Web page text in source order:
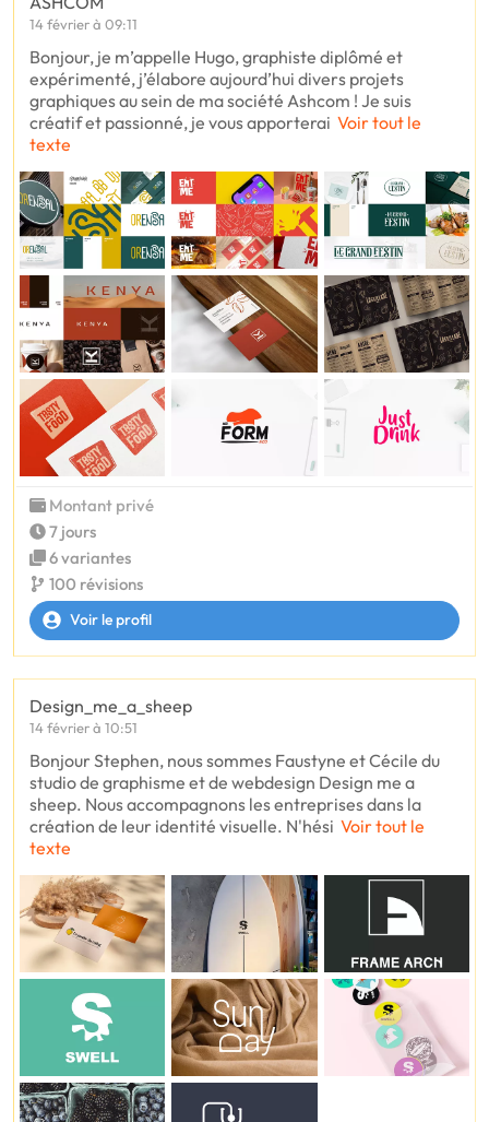
14 février à 09:11
Bonjour, je m’appelle Hugo, graphiste diplômé et
expérimenté, j’élabore aujourd’hui divers projets
graphiques au sein de ma société Ashcom ! Je suis
créatif et passionné, je vous apporterai Voir tout le
texte
Montant privé
7 jours
6 variantes
100 révisions
Voir le profil
Design_me_a_sheep
14 février à 10:51
Bonjour Stephen, nous sommes Faustyne et Cécile du
studio de graphisme et de webdesign Design me a
sheep. Nous accompagnons les entreprises dans la
création de leur identité visuelle. N'hési Voir tout le
texte